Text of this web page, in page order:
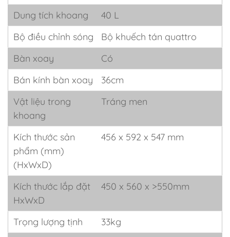
Dung tích khoang
40 L
Bộ điều chỉnh sóng
Bộ khuếch tán quattro
Bàn xoay
Có
Bán kính bàn xoay
36cm
Vật liệu trong
khoang
Tráng men
Kích thước sản
phẩm (mm)
(HxWxD)
456 x 592 x 547 mm
Kích thước lắp đặt
HxWxD
450 x 560 x >550mm
Trọng lượng tịnh
33kg